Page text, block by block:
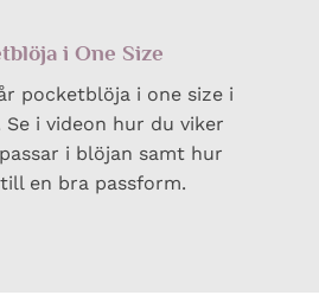
i One Size
pocketblöja i one size i
i videon hur du viker
i blöjan samt hur
en bra passform.